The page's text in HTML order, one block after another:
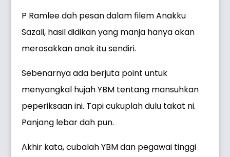
P Ramlee dah pesan dalam filem Anakku
Sazali, hasil didikan yang manja hanya akan
merosakkan anak itu sendiri.
Sebenarnya ada berjuta point untuk
menyangkal hujah YBM tentang mansuhkan
peperiksaan ini. Tapi cukuplah dulu takat ni.
Panjang lebar dah pun.
Akhir kata, cubalah YBM dan pegawai tinggi